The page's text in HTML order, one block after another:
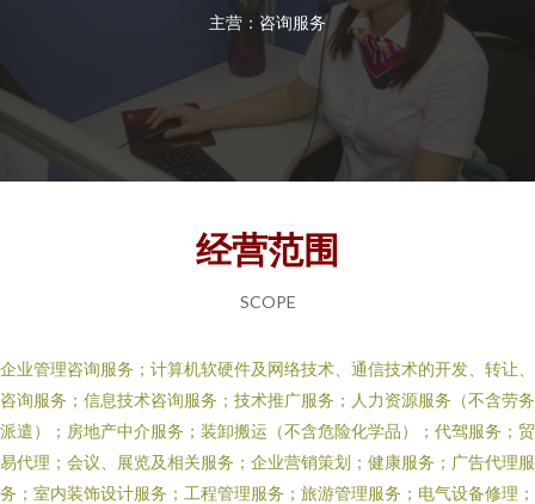
主营：咨询服务
经营范围
SCOPE
企业管理咨询服务；计算机软硬件及网络技术、通信技术的开发、转让、
咨询服务；信息技术咨询服务；技术推广服务；人力资源服务（不含劳务
派遣）；房地产中介服务；装卸搬运（不含危险化学品）；代驾服务；贸
易代理；会议、展览及相关服务；企业营销策划；健康服务；广告代理服
务；室内装饰设计服务；工程管理服务；旅游管理服务；电气设备修理；